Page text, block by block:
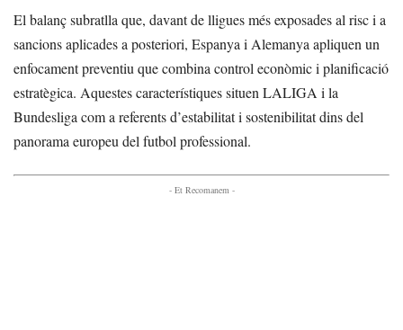
El balanç subratlla que, davant de lligues més exposades al risc i a
sancions aplicades a posteriori, Espanya i Alemanya apliquen un
enfocament preventiu que combina control econòmic i planificació
estratègica. Aquestes característiques situen LALIGA i la
Bundesliga com a referents d’estabilitat i sostenibilitat dins del
panorama europeu del futbol professional.
- Et Recomanem -